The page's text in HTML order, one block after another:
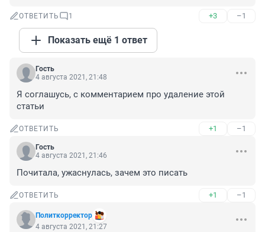
ОТВЕТИТЬ 1 +3 –1
Показать ещё 1 ответ
Гость
4 августа 2021, 21:48
Я соглашусь, с комментарием про удаление этой
статьи
ОТВЕТИТЬ +1 –1
Гость
4 августа 2021, 21:46
Почитала, ужаснулась, зачем это писать
ОТВЕТИТЬ +1 –1
Политкорректор
4 августа 2021, 21:27